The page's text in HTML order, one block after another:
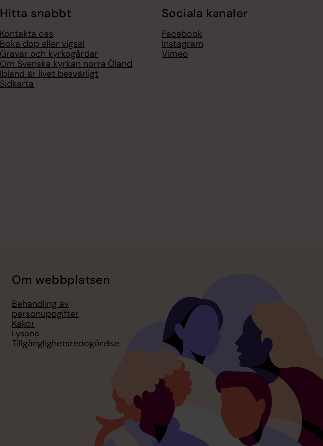
Hitta snabbt
Kontakta oss
Boka dop eller vigsel
Gravar och kyrkogårdar
Om Svenska kyrkan norra Öland
Ibland är livet besvärligt
Sidkarta
Sociala kanaler
Facebook
Instagram
Vimeo
Om webbplatsen
Behandling av
personuppgifter
Kakor
Lyssna
Tillgänglighetsredogörelse